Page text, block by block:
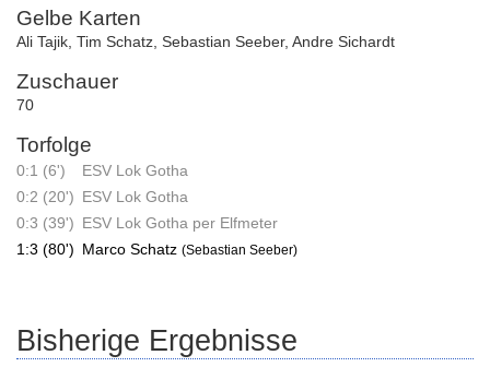
Gelbe Karten
Ali Tajik Tim Schatz Sebastian Seeber, Andre Sichardt
Zuschauer
70
Torfolge
0:1 (6')
ESV Lok Gotha
0:2 (20') ESV Lok Gotha
0:3 (39') ESV Lok Gotha per Elfmeter
1:3 (80') Marco Schatz (Sebastian Seeber)
Bisherige Ergebnisse